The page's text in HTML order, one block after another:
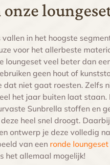
loungeset
vallen in het hoogste
voor het allerbeste
loungeset veel beter dan
geen hout of
dat niet gaat roesten. Zelfs
het jaar buiten laat staan.
Sunbrella stoffen en
heel snel droogt.
ontwerp je deze volledig
van een ronde loungeset
het allemaal mogelijk!